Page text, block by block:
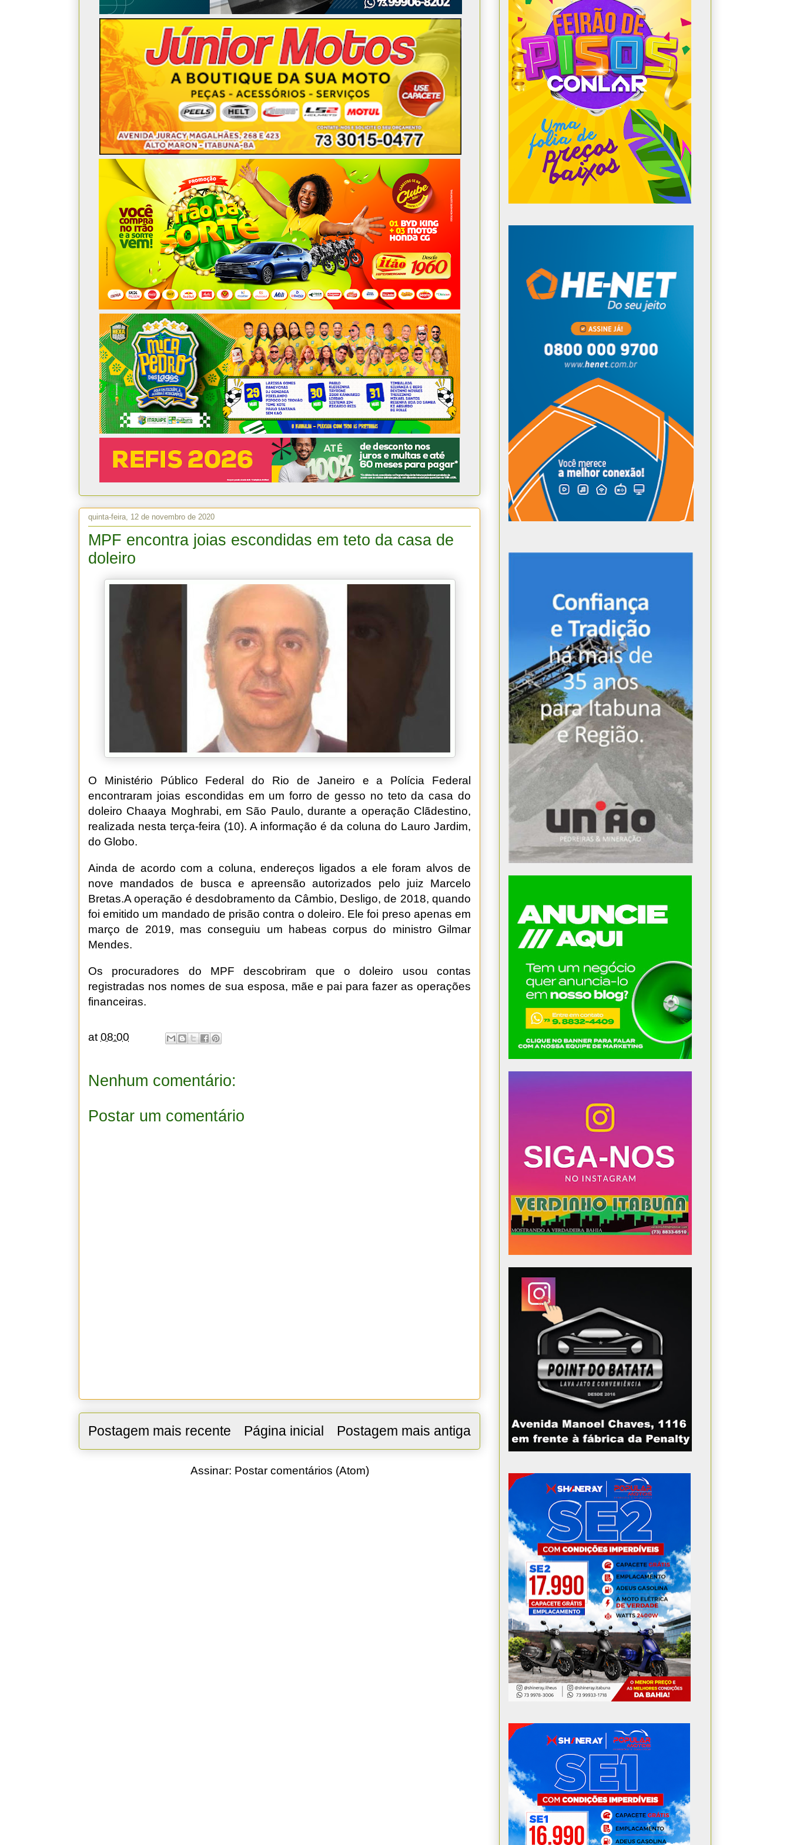
quinta-feira, 12 de novembro de 2020
MPF encontra joias escondidas em teto da casa de
doleiro
O Ministério Público Federal do Rio de Janeiro e a Polícia Federal
encontraram joias escondidas em um forro de gesso no teto da casa do
doleiro Chaaya Moghrabi, em São Paulo, durante a operação Clãdestino,
realizada nesta terça-feira (10). A informação é da coluna do Lauro Jardim,
do Globo.
Ainda de acordo com a coluna, endereços ligados a ele foram alvos de
nove mandados de busca e apreensão autorizados pelo juiz Marcelo
Bretas.A operação é desdobramento da Câmbio, Desligo, de 2018, quando
foi emitido um mandado de prisão contra o doleiro. Ele foi preso apenas em
março de 2019, mas conseguiu um habeas corpus do ministro Gilmar
Mendes.
Os procuradores do MPF descobriram que o doleiro usou contas
registradas nos nomes de sua esposa, mãe e pai para fazer as operações
financeiras.
at08:00
Nenhum comentário:
Postar um comentário
Postagem mais recente Postagem mais antiga
Página inicial
Assinar: Postar comentários (Atom)